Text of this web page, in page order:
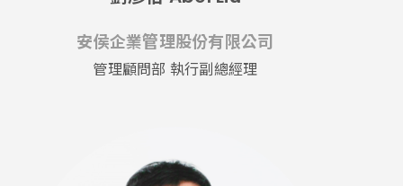
安侯企業管理股份有限公司
管理顧問部 執行副總經理